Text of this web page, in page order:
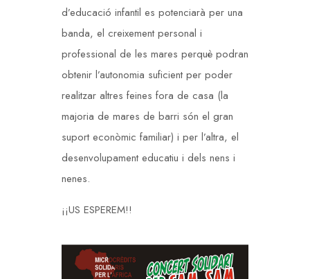
d’educació infantil es potenciarà per una
banda, el creixement personal i
professional de les mares perquè podran
obtenir l’autonomia suficient per poder
realitzar altres feines fora de casa (la
majoria de mares de barri són el gran
suport econòmic familiar) i per l’altra, el
desenvolupament educatiu i dels nens i
nenes.
¡¡US ESPEREM!!